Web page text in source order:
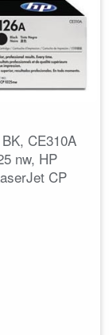
CE310A
nw, HP
CP